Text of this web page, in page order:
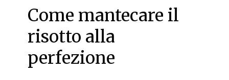
Come mantecare il
risotto alla
perfezione